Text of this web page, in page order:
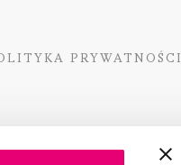
PRYWATNOŚCI